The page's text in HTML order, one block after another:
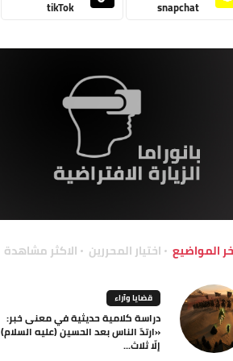
snapchat
tikTok
المواضيع اختيار المحررين الاكثر مشاهدة
قضايا وآراء
دراسة كلامية حديثية في معنى خبر:
«ارتدّ الناس بعد الحسين (عليه السلام)
إلّا ثلاث...